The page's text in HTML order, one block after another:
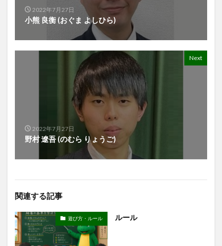
2022年7月27日
小熊 良衡 (おぐま よしひら)
Next
2022年7月27日
野村 遼吾 (のむら りょうご)
関連する記事
遊び方・ルール ルール